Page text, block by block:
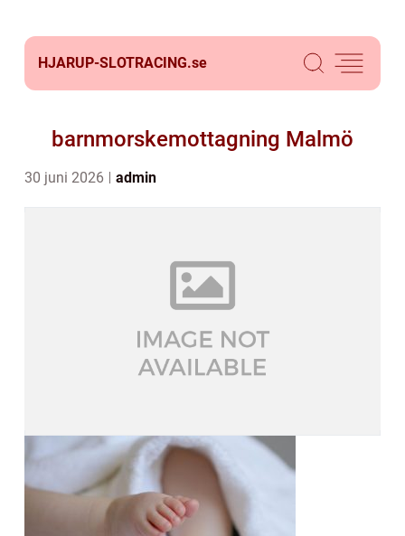
HJARUP-SLOTRACING.se
barnmorskemottagning Malmö
30 juni 2026 admin